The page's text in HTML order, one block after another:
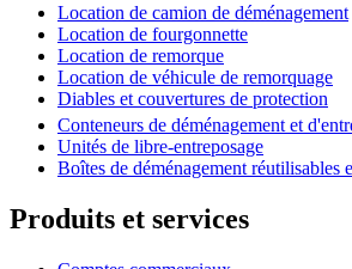
Location de camion de déménagement
Location de fourgonnette
Location de remorque
Location de véhicule de remorquage
Diables et couvertures de protection
Conteneurs de déménagement et
Unités de libre-entreposage
Boîtes de déménagement réutilisables
Produits et services